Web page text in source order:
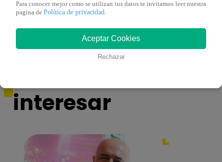
exquisito ‘Zucchini fries’ [Video]
interesar
Para conocer mejor como se utilizan tus datos te invitamos leer nuestra
pagina de Política de privacidad.
Aceptar Cookies
Rechazar